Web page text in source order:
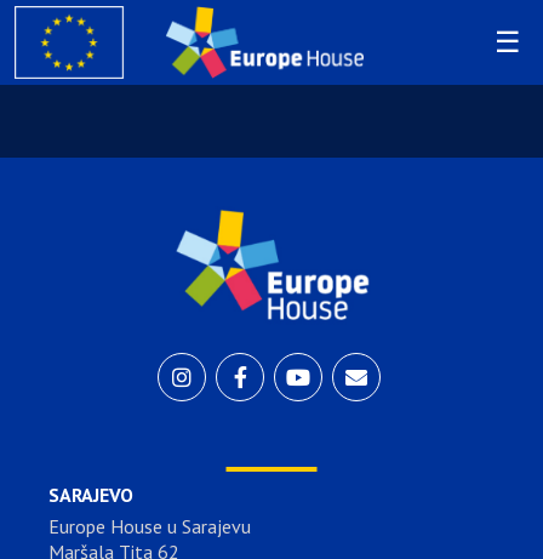
SARAJEVO
Europe House u Sarajevu
Maršala Tita 62